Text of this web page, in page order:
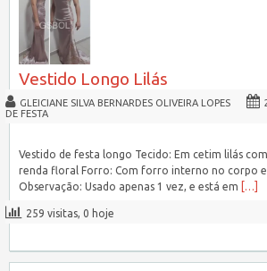
Vestido Longo Lilás
GLEICIANE SILVA BERNARDES OLIVEIRA LOPES
DE FESTA
Vestido de festa longo Tecido: Em cetim lilás
renda floral Forro: Com forro interno no corpo
Observação: Usado apenas 1 vez, e está em
[…]
259 visitas, 0 hoje